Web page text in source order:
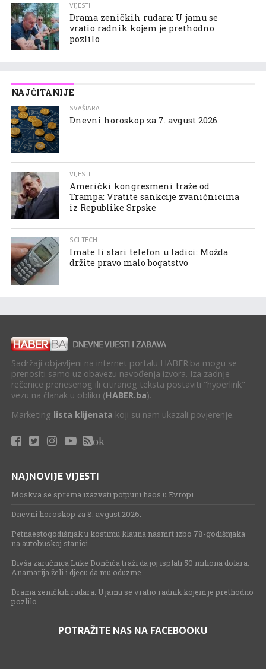
VIJESTI
Drama zeničkih rudara: U jamu se
vratio radnik kojem je prethodno
pozlilo
NAJČITANIJE
SVAŠTARA
Dnevni horoskop za 7. avgust 2026.
VIJESTI
Američki kongresmeni traže od
Trampa: Vratite sankcije zvaničnicima
iz Republike Srpske
SCI-TECH
Imate li stari telefon u ladici: Možda
držite pravo malo bogatstvo
Sadržaji objavljeni na internet portalu HABER.ba mogu se
prenositi samo uz obavezu navođenja izvora. Iza zadnje
rečenice prenesenog ili citiranog teksta postaviti "hyperlink"
vezu na članak u obliku (HABER.ba).
Marketing lista klijenata koji su nam ukazali povjerenje.
ok
NAJNOVIJE VIJESTI
Moskva se sprema izazvati potpuni haos u Evropi
Dnevni horoskop za 8. avgust.2026.
Petnaestogodišnjak u kostimu klauna nasmrt izbo 78-godišnjaka
na autobuskoj stanici
Bivša zaručnica Luke Dončića traži da joj isplati 50 miliona dolara:
Anamarija želi i djecu da mu oduzme
Drama zeničkih rudara: U jamu se vratio radnik kojem je prethodno
pozlilo
POTRAŽITE NAS NA FACEBOOKU